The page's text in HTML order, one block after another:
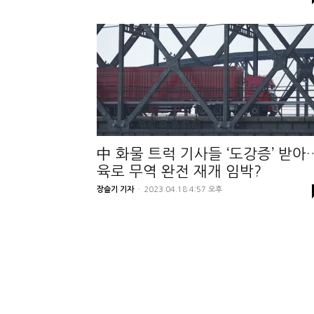
中 화물 트럭 기사들 ‘도강증’ 받
육로 무역 완전 재개 임박?
장슬기 기자 - 2023.04.18 4:57 오후